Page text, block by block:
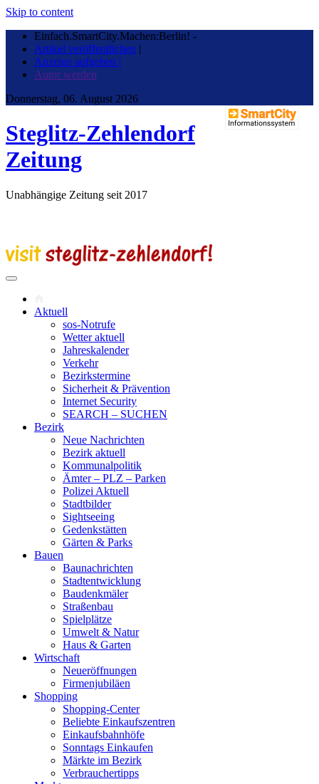
Skip to content
Einfach.SmartCity.Machen:Berlin! -
Artikel veröffentlichen |
Anzeige aufgeben |
Autor werden
Donnerstag, 06. August 2026
Steglitz-Zehlendorf
Zeitung
Unabhängige Zeitung seit 2017
Aktuell
sos-Notrufe
Wetter aktuell
Jahreskalender
Verkehr
Bezirkstermine
Sicherheit & Prävention
Internet Security
SEARCH – SUCHEN
Bezirk
Neue Nachrichten
Bezirk aktuell
Kommunalpolitik
Ämter – PLZ – Parken
Polizei Aktuell
Stadtbilder
Sightseeing
Gedenkstätten
Gärten & Parks
Bauen
Baunachrichten
Stadtentwicklung
Baudenkmäler
Straßenbau
Spielplätze
Umwelt & Natur
Haus & Garten
Wirtschaft
Neueröffnungen
Firmenjubiläen
Shopping
Shopping-Center
Beliebte Einkaufszentren
Einkaufsbahnhöfe
Sonntags Einkaufen
Märkte im Bezirk
Verbrauchertipps